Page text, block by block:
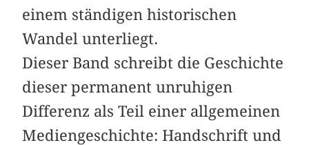
einem ständigen historischen
Wandel unterliegt.
Dieser Band schreibt die Geschichte
dieser permanent unruhigen
Differenz als Teil einer allgemeinen
Mediengeschichte: Handschrift und